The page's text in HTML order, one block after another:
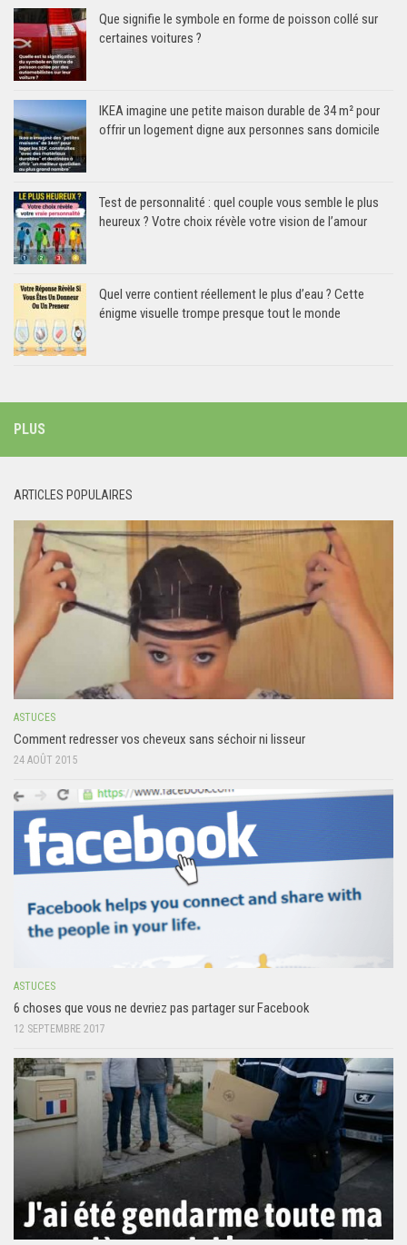
Que signifie le symbole en forme de poisson collé sur
certaines voitures ?
IKEA imagine une petite maison durable de 34 m² pour
offrir un logement digne aux personnes sans domicile
Test de personnalité : quel couple vous semble le plus
heureux ? Votre choix révèle votre vision de l’amour
Quel verre contient réellement le plus d’eau ? Cette
énigme visuelle trompe presque tout le monde
PLUS
ARTICLES POPULAIRES
ASTUCES
Comment redresser vos cheveux sans séchoir ni lisseur
24 AOÛT 2015
ASTUCES
6 choses que vous ne devriez pas partager sur Facebook
12 SEPTEMBRE 2017